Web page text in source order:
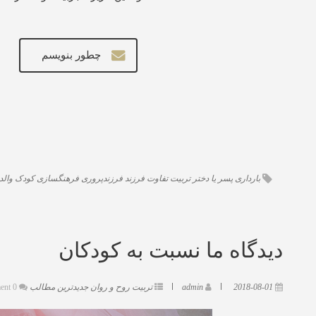
چطور بنویسم
بارداری پسر یا دختر تربیت تفاوت فرزند فرزندپروری فرهنگسازی کودک
دیدگاه ما نسبت به کودکان
2018-08-01
admin تربیت روح و روان جدیدترین مطالب 0 Comment